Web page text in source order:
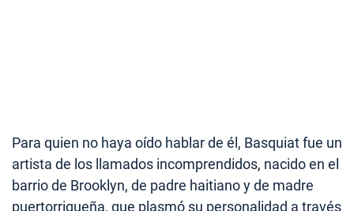
Para quien no haya oído hablar de él, Basquiat fue un
artista de los llamados incomprendidos, nacido en el
barrio de Brooklyn, de padre haitiano y de madre
puertorriqueña, que plasmó su personalidad a través